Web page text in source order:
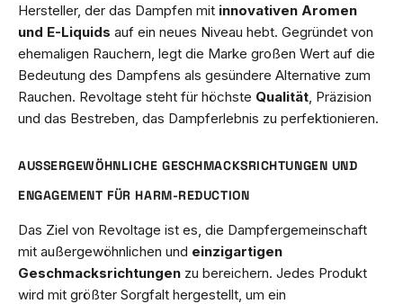
Hersteller, der das Dampfen mit innovativen Aromen
und E-Liquids auf ein neues Niveau hebt. Gegründet von
ehemaligen Rauchern, legt die Marke großen Wert auf die
Bedeutung des Dampfens als gesündere Alternative zum
Rauchen. Revoltage steht für höchste Qualität , Präzision
und das Bestreben, das Dampferlebnis zu perfektionieren.
AUSSERGEWÖHNLICHE GESCHMACKSRICHTUNGEN UND E
NGAGEMENT FÜR HARM-REDUCTION
Das Ziel von Revoltage ist es, die Dampfergemeinschaft
mit außergewöhnlichen und einzigartigen
Geschmacksrichtungen zu bereichern. Jedes Produkt
wird mit größter Sorgfalt hergestellt, um ein